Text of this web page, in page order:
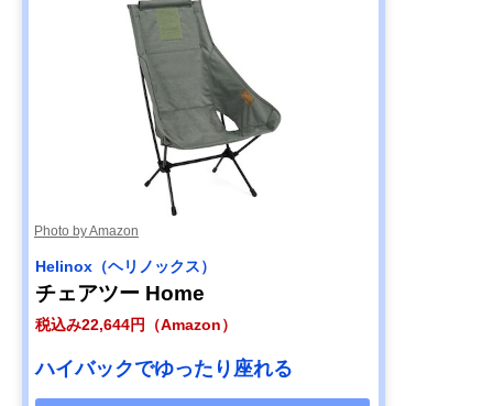
Photo by Amazon
Helinox（ヘリノックス）
チェアツー Home
税込み22,644円（Amazon）
ハイバックでゆったり座れる